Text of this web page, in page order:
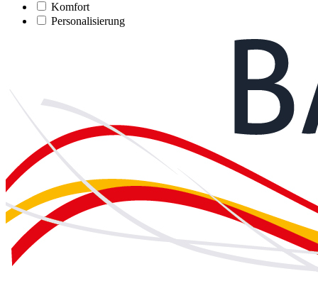
Komfort
Personalisierung